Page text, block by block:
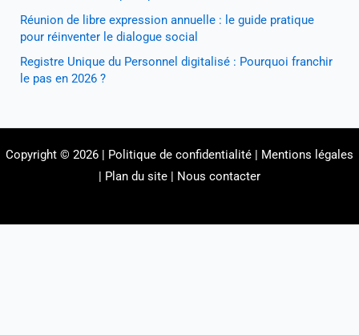
Réunion de libre expression annuelle : le guide pratique
pour réinventer le dialogue social
Registre Unique du Personnel digitalisé : Pourquoi franchir
le pas en 2026 ?
Copyright © 2026 | Politique de confidentialité | Mentions légales
| Plan du site | Nous contacter